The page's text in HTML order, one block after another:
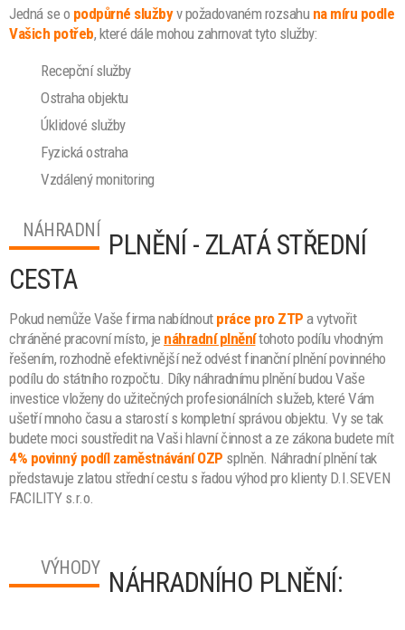
Jedná se o podpůrné službyv požadovaném rozsahu na míru podle
Vašich potřeb, které dále mohou zahrnovat tyto služby:
Recepční služby
Ostraha objektu
Úklidové služby
Fyzická ostraha
Vzdálený monitoring
NÁHRADNÍ PLNĚNÍ - ZLATÁ STŘEDNÍ
CESTA
Pokud nemůže Vaše firma nabídnout práce pro ZTP a vytvořit
chráněné pracovní místo, je náhradní plněnítohoto podílu vhodným
řešením, rozhodně efektivnější než odvést finanční plnění povinného
podílu do státního rozpočtu. Díky náhradnímu plnění budou Vaše
investice vloženy do užitečných profesionálních služeb, které Vám
ušetří mnoho času a starostí s kompletní správou objektu. Vy se tak
budete moci soustředit na Vaši hlavní činnost a ze zákona budete mít
4% povinný podíl zaměstnávání OZP splněn. Náhradní plnění tak
představuje zlatou střední cestu s řadou výhod pro klienty D.I.SEVEN
FACILITY s.r.o.
VÝHODY NÁHRADNÍHO PLNĚNÍ: